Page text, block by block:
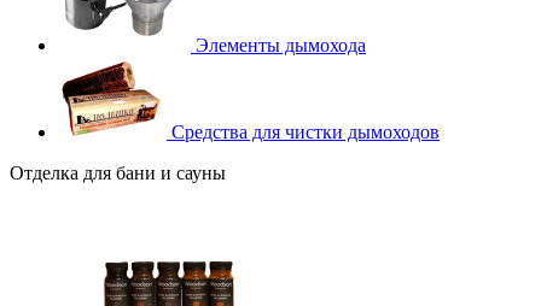
Элементы дымохода
Средства для чистки дымоходов
Отделка для бани и сауны